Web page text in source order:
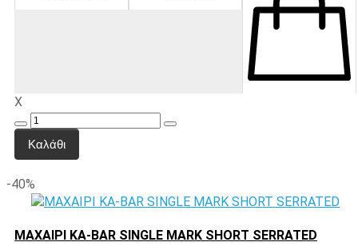
X
Καλάθι
-40%
ΜΑΧΑΙΡΙ KA-BAR SINGLE MARK SHORT SERRATED